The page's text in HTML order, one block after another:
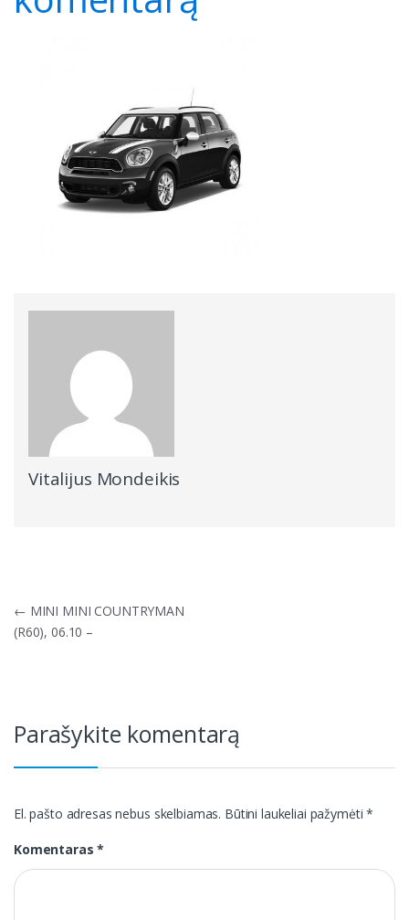
Vitalijus Mondeikis
Navigacija
tarp
įrašų
← MINI MINI COUNTRYMAN
(R60), 06.10 –
Parašykite komentarą
El. pašto adresas nebus skelbiamas. Būtini laukeliai pažymėti*
Komentaras*